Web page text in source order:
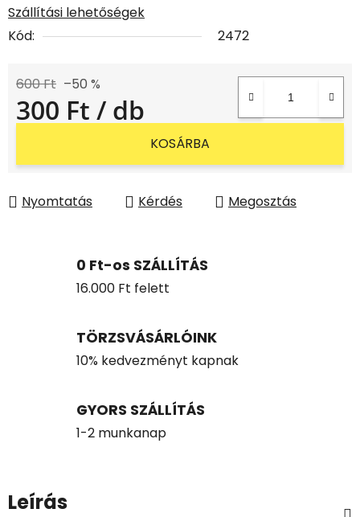
Szállítási lehetőségek
Kód:
2472
600 Ft –50 %
300 Ft / db
KOSÁRBA
Nyomtatás Kérdés Megosztás
0 Ft-os SZÁLLÍTÁS
16.000 Ft felett
TÖRZSVÁSÁRLÓINK
10% kedvezményt kapnak
GYORS SZÁLLÍTÁS
1-2 munkanap
Leírás